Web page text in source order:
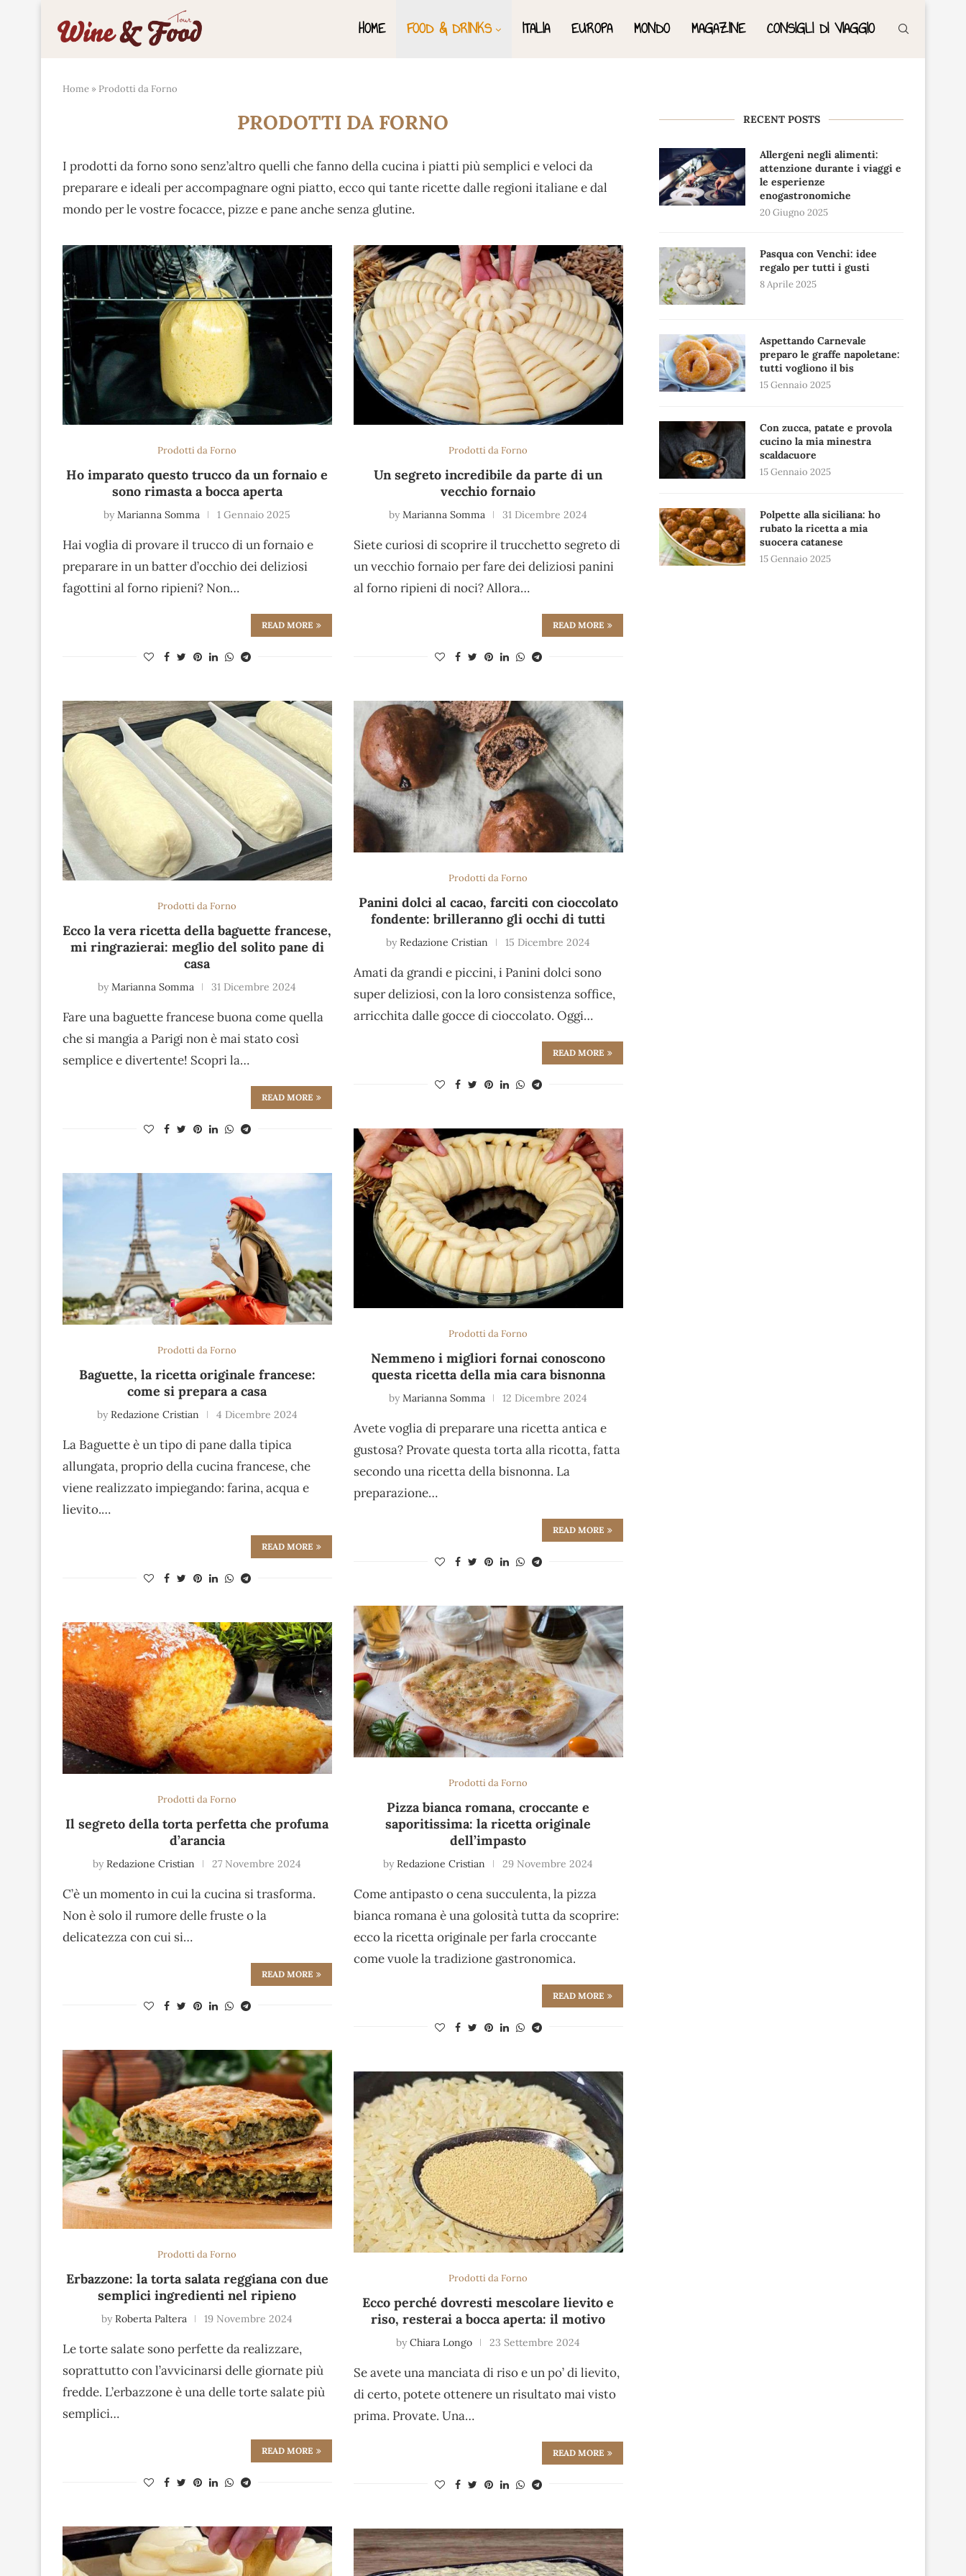
HOME FOOD & DRINKS ITALIA EUROPA MONDO MAGAZINE CONSIGLI DI VIAGGIO
Home » Prodotti da Forno
PRODOTTI DA FORNO
I prodotti da forno sono senz’altro quelli che fanno della cucina i piatti più semplici e veloci da
preparare e ideali per accompagnare ogni piatto, ecco qui tante ricette dalle regioni italiane e dal
mondo per le vostre focacce, pizze e pane anche senza glutine.
Prodotti da Forno
Ho imparato questo trucco da un fornaio e
sono rimasta a bocca aperta
byMarianna Somma 1 Gennaio 2025
Hai voglia di provare il trucco di un fornaio e
preparare in un batter d’occhio dei deliziosi
fagottini al forno ripieni? Non…
READ MORE
Prodotti da Forno
Un segreto incredibile da parte di un
vecchio fornaio
byMarianna Somma 31 Dicembre 2024
Siete curiosi di scoprire il trucchetto segreto di
un vecchio fornaio per fare dei deliziosi panini
al forno ripieni di noci? Allora…
READ MORE
Prodotti da Forno
Ecco la vera ricetta della baguette francese,
mi ringrazierai: meglio del solito pane di
casa
byMarianna Somma 31 Dicembre 2024
Fare una baguette francese buona come quella
che si mangia a Parigi non è mai stato così
semplice e divertente! Scopri la…
READ MORE
Prodotti da Forno
Panini dolci al cacao, farciti con cioccolato
fondente: brilleranno gli occhi di tutti
byRedazione Cristian 15 Dicembre 2024
Amati da grandi e piccini, i Panini dolci sono
super deliziosi, con la loro consistenza soffice,
arricchita dalle gocce di cioccolato. Oggi…
READ MORE
Prodotti da Forno
Nemmeno i migliori fornai conoscono
questa ricetta della mia cara bisnonna
byMarianna Somma 12 Dicembre 2024
Avete voglia di preparare una ricetta antica e
gustosa? Provate questa torta alla ricotta, fatta
secondo una ricetta della bisnonna. La
preparazione…
READ MORE
Prodotti da Forno
Baguette, la ricetta originale francese:
come si prepara a casa
by Redazione Cristian 4 Dicembre 2024
La Baguette è un tipo di pane dalla tipica
allungata, proprio della cucina francese, che
viene realizzato impiegando: farina, acqua e
lievito.…
READ MORE
Prodotti da Forno
Pizza bianca romana, croccante e
saporitissima: la ricetta originale
dell’impasto
byRedazione Cristian 29 Novembre 2024
Come antipasto o cena succulenta, la pizza
bianca romana è una golosità tutta da scoprire:
ecco la ricetta originale per farla croccante
come vuole la tradizione gastronomica.
READ MORE
Prodotti da Forno
Il segreto della torta perfetta che profuma
d’arancia
byRedazione Cristian 27 Novembre 2024
C’è un momento in cui la cucina si trasforma.
Non è solo il rumore delle fruste o la
delicatezza con cui si…
READ MORE
Prodotti da Forno
Erbazzone: la torta salata reggiana con due
semplici ingredienti nel ripieno
byRoberta Paltera 19 Novembre 2024
Le torte salate sono perfette da realizzare,
soprattutto con l’avvicinarsi delle giornate più
fredde. L’erbazzone è una delle torte salate più
semplici…
READ MORE
Prodotti da Forno
Ecco perché dovresti mescolare lievito e
riso, resterai a bocca aperta: il motivo
byChiara Longo 23 Settembre 2024
Se avete una manciata di riso e un po’ di lievito,
di certo, potete ottenere un risultato mai visto
prima. Provate. Una…
READ MORE
RECENT POSTS
Allergeni negli alimenti:
attenzione durante i viaggi e
le esperienze
enogastronomiche
20 Giugno 2025
Pasqua con Venchi: idee
regalo per tutti i gusti
8 Aprile 2025
Aspettando Carnevale
preparo le graffe napoletane:
tutti vogliono il bis
15 Gennaio 2025
Con zucca, patate e provola
cucino la mia minestra
scaldacuore
15 Gennaio 2025
Polpette alla siciliana: ho
rubato la ricetta a mia
suocera catanese
15 Gennaio 2025